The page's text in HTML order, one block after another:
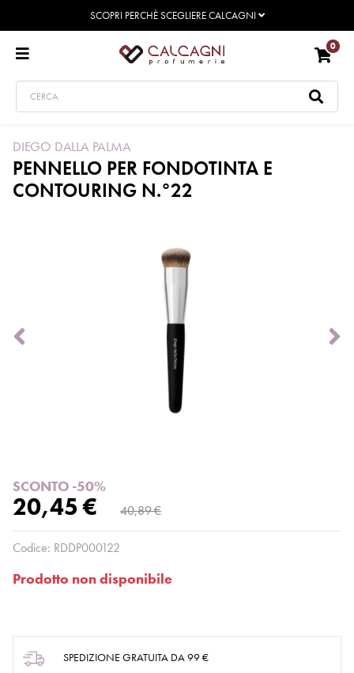
SCOPRI PERCHÈ SCEGLIERE CALCAGNI
0
DIEGO DALLA PALMA
PENNELLO PER FONDOTINTA E
CONTOURING N.°22
SCONTO -50%
20,45 € 40,89 €
Codice: RDDP000122
Prodotto non disponibile
SPEDIZIONE GRATUITA DA 99 €